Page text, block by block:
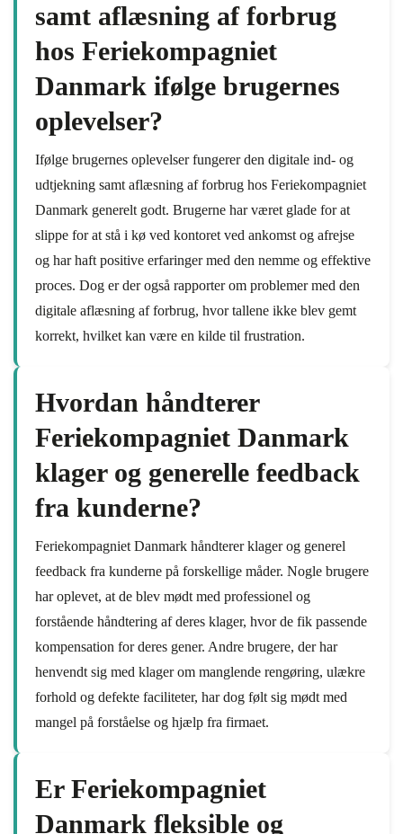
samt aflæsning af forbrug
hos Feriekompagniet
Danmark ifølge brugernes
oplevelser?
Ifølge brugernes oplevelser fungerer den digitale ind- og
udtjekning samt aflæsning af forbrug hos Feriekompagniet
Danmark generelt godt. Brugerne har været glade for at
slippe for at stå i kø ved kontoret ved ankomst og afrejse
og har haft positive erfaringer med den nemme og effektive
proces. Dog er der også rapporter om problemer med den
digitale aflæsning af forbrug, hvor tallene ikke blev gemt
korrekt, hvilket kan være en kilde til frustration.
Hvordan håndterer
Feriekompagniet Danmark
klager og generelle feedback
fra kunderne?
Feriekompagniet Danmark håndterer klager og generel
feedback fra kunderne på forskellige måder. Nogle brugere
har oplevet, at de blev mødt med professionel og
forstående håndtering af deres klager, hvor de fik passende
kompensation for deres gener. Andre brugere, der har
henvendt sig med klager om manglende rengøring, ulækre
forhold og defekte faciliteter, har dog følt sig mødt med
mangel på forståelse og hjælp fra firmaet.
Er Feriekompagniet
Danmark fleksible og